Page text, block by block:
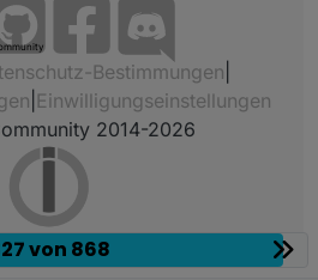
Bestimmungen
Einwilligungseinstellungen
2014-2026
von 868